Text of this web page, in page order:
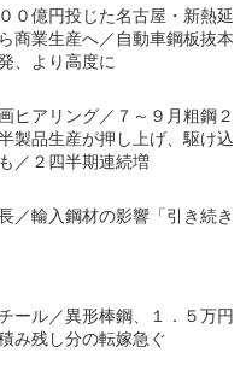
０億円投じた名古屋・新熱延
商業生産へ／自動車鋼板抜本
、より高度に
ヒアリング／７～９月粗鋼２
製品生産が押し上げ、駆け込
／２四半期連続増
／輸入鋼材の影響「引き続き
ール／異形棒鋼、１．５万円
み残し分の転嫁急ぐ